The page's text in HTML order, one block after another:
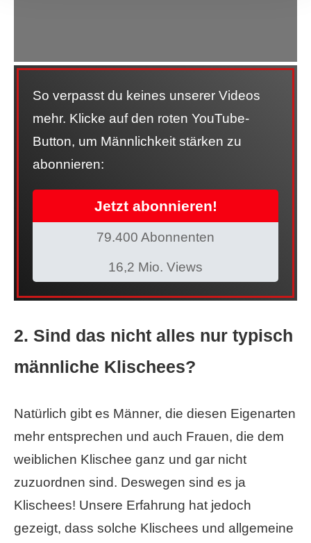
So verpasst du keines unserer Videos
mehr. Klicke auf den roten YouTube-
Button, um Männlichkeit stärken zu
abonnieren:
Jetzt abonnieren!
79.400 Abonnenten
16,2 Mio. Views
2. Sind das nicht alles nur typisch
männliche Klischees?
Natürlich gibt es Männer, die diesen Eigenarten
mehr entsprechen und auch Frauen, die dem
weiblichen Klischee ganz und gar nicht
zuzuordnen sind. Deswegen sind es ja
Klischees! Unsere Erfahrung hat jedoch
gezeigt, dass solche Klischees und allgemeine